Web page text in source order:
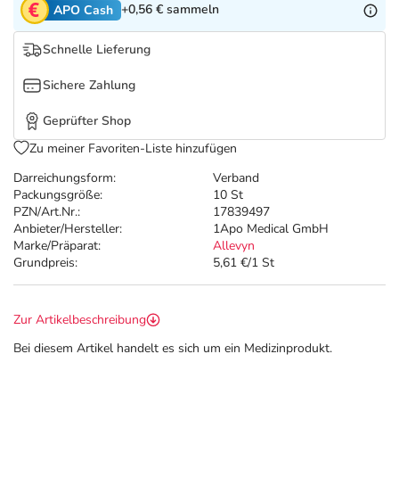
Tierapotheke
Marken
Salus Deals
Darreichungsform:
Verband
Packungsgröße:
10 St
PZN/Art.Nr.:
17839497
Anbieter/Hersteller:
1Apo Medical GmbH
Marke/Präparat:
Allevyn
Grundpreis:
5,61 €/1 St
APO Cash +0,56 € sammeln
Schnelle Lieferung
Sichere Zahlung
Geprüfter Shop
Zu meiner Favoriten-Liste hinzufügen
Zur Artikelbeschreibung
Bei diesem Artikel handelt es sich um ein Medizinprodukt.